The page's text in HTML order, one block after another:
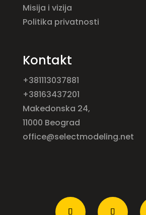
Misija i vizija
Politika privatnosti
Kontakt
+381113037881
+38163437201
Makedonska 24,
11000 Beograd
office@selectmodeling.net